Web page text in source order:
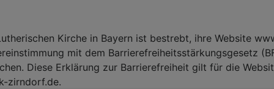
Kirche in Bayern ist bestrebt, ihre Website
mit dem Barrierefreiheitsstärkungsgesetz
Diese Erklärung zur Barrierefreiheit gilt für die
zirndorf.de.